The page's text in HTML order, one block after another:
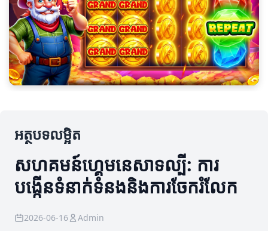
អត្ថបទលម្អិត
សហគមន៍ហ្គេមនេសាទល្បី: ការ
បង្កើនទំនាក់ទំនងនិងការចែករំលែក
2026-06-16 Admin